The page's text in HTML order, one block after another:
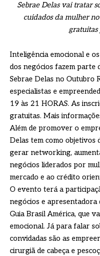
Sebrae Delas vai tratar
cuidados da mulher
gratuitas
Inteligência emocional e
dos negócios fazem parte
Sebrae Delas no Outubro
especialistas e
19 às 21 HORAS. As
gratuitas. Mais
Além de promover o
Delas tem como objetivos
gerar networking,
negócios liderados por
mercado e ao crédito
O evento terá a
negócios e apresentadora
Guia Brasil América, que
emocional. Já para falar
convidadas são as
cirurgiã de cabeça e